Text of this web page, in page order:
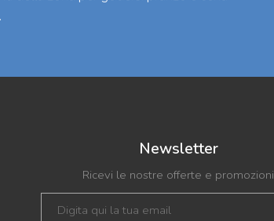
Newsletter
Ricevi le nostre offerte e promozioni